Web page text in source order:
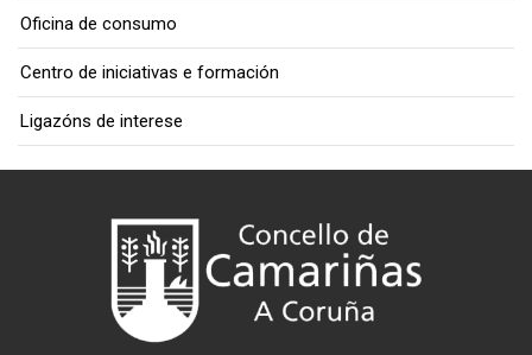
Oficina de consumo
Centro de iniciativas e formación
Ligazóns de interese